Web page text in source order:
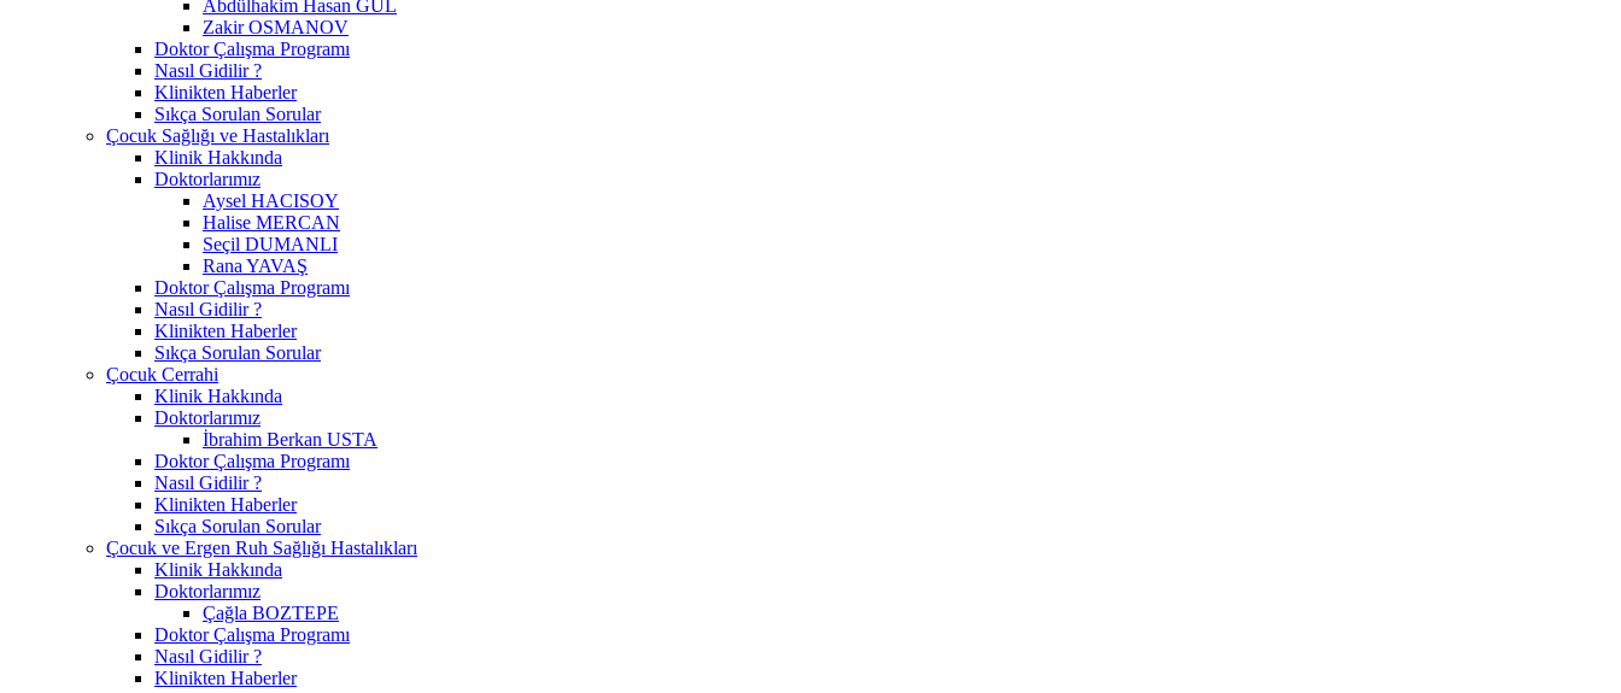
Abdülhakim Hasan GÜL
Zakir OSMANOV
Doktor Çalışma Programı
Nasıl Gidilir ?
Klinikten Haberler
Sıkça Sorulan Sorular
Çocuk Sağlığı ve Hastalıkları
Klinik Hakkında
Doktorlarımız
Aysel HACISOY
Halise MERCAN
Seçil DUMANLI
Rana YAVAŞ
Doktor Çalışma Programı
Nasıl Gidilir ?
Klinikten Haberler
Sıkça Sorulan Sorular
Çocuk Cerrahi
Klinik Hakkında
Doktorlarımız
İbrahim Berkan USTA
Doktor Çalışma Programı
Nasıl Gidilir ?
Klinikten Haberler
Sıkça Sorulan Sorular
Çocuk ve Ergen Ruh Sağlığı Hastalıkları
Klinik Hakkında
Doktorlarımız
Çağla BOZTEPE
Doktor Çalışma Programı
Nasıl Gidilir ?
Klinikten Haberler